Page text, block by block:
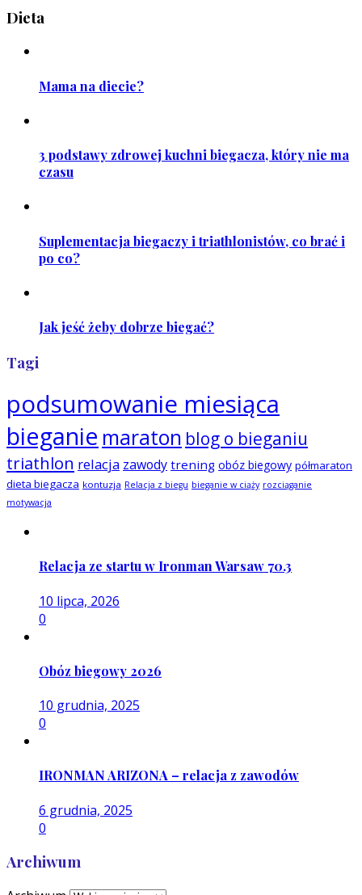
Dieta
Mama na diecie?
3 podstawy zdrowej kuchni biegacza, który nie ma
czasu
Suplementacja biegaczy i triathlonistów, co brać i
po co?
Jak jeść żeby dobrze biegać?
Tagi
podsumowanie miesiąca
bieganie maraton blog o bieganiu
triathlon relacja zawody trening obóz biegowy półmaraton
dieta biegacza kontuzja Relacja z biegu bieganie w ciąży rozciąganie
motywacja
Relacja ze startu w Ironman Warsaw 70.3
10 lipca, 2026
0
Obóz biegowy 2026
10 grudnia, 2025
0
IRONMAN ARIZONA – relacja z zawodów
6 grudnia, 2025
0
Archiwum